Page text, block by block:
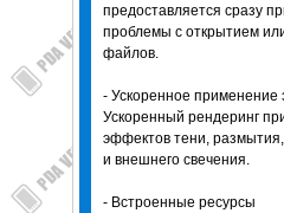
предоставляется сразу
проблемы с открытием
файлов.
- Ускоренное применение
Ускоренный рендеринг
эффектов тени, размытия,
и внешнего свечения.
- Встроенные ресурсы